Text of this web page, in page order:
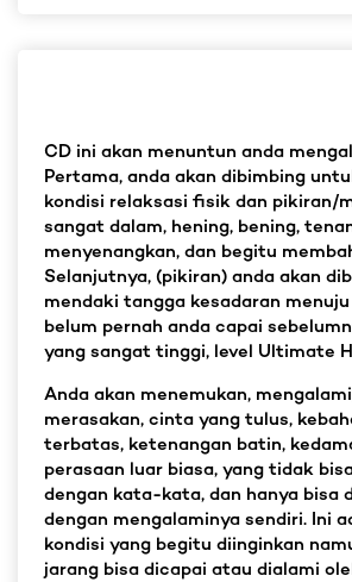
CD ini akan menuntun anda
Pertama, anda akan dibimbing
kondisi relaksasi fisik dan pikiran/
sangat dalam, hening, bening,
menyenangkan, dan begitu
Selanjutnya, (pikiran) anda akan
mendaki tangga kesadaran
belum pernah anda capai
yang sangat tinggi, level Ultimate
Anda akan menemukan,
merasakan, cinta yang tulus,
terbatas, ketenangan batin,
perasaan luar biasa, yang tidak
dengan kata-kata, dan hanya bisa
dengan mengalaminya sendiri. Ini
kondisi yang begitu diinginkan
jarang bisa dicapai atau dialami